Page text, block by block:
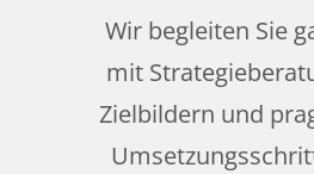
Wir begleiten Sie
mit
Zielbildern und